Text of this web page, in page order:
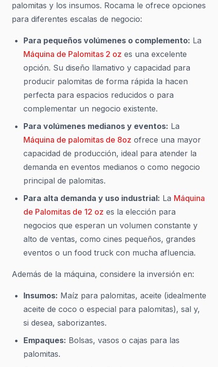
palomitas y los insumos. Rocama le ofrece opciones
para diferentes escalas de negocio:
Para pequeños volúmenes o complemento: La
Máquina de Palomitas 2 oz es una excelente
opción. Su diseño llamativo y capacidad para
producir palomitas de forma rápida la hacen
perfecta para espacios reducidos o para
complementar un negocio existente.
Para volúmenes medianos y eventos: La
Máquina de palomitas de 8oz ofrece una mayor
capacidad de producción, ideal para atender la
demanda en eventos medianos o como negocio
principal de palomitas.
Para alta demanda y uso industrial: La Máquina
de Palomitas de 12 oz es la elección para
negocios que esperan un volumen constante y
alto de ventas, como cines pequeños, grandes
eventos o un food truck con mucha afluencia.
Además de la máquina, considere la inversión en:
Insumos: Maíz para palomitas, aceite (idealmente
aceite de coco o especial para palomitas), sal y,
si desea, saborizantes.
Empaques: Bolsas, vasos o cajas para las
palomitas.